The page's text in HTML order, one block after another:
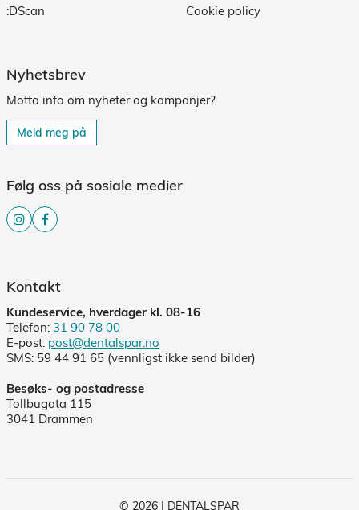
:DScan Cookie policy
Nyhetsbrev
Motta info om nyheter og kampanjer?
Meld meg på
Følg oss på sosiale medier
Kontakt
Kundeservice, hverdager kl. 08-16
Telefon: 31 90 78 00
E-post: post@dentalspar.no
SMS: 59 44 91 65 (vennligst ikke send bilder)
Besøks- og postadresse
Tollbugata 115
3041 Drammen
© 2026 | DENTALSPAR